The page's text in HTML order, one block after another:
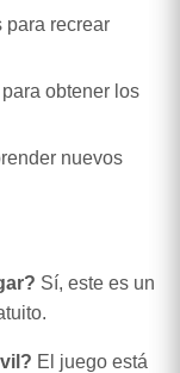
para recrear
obtener los
nuevos
Sí, este es un
El juego está